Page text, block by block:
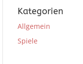
Kategorien
Allgemein
Spiele